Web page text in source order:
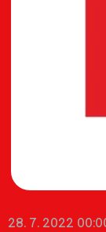
28. 7. 2022